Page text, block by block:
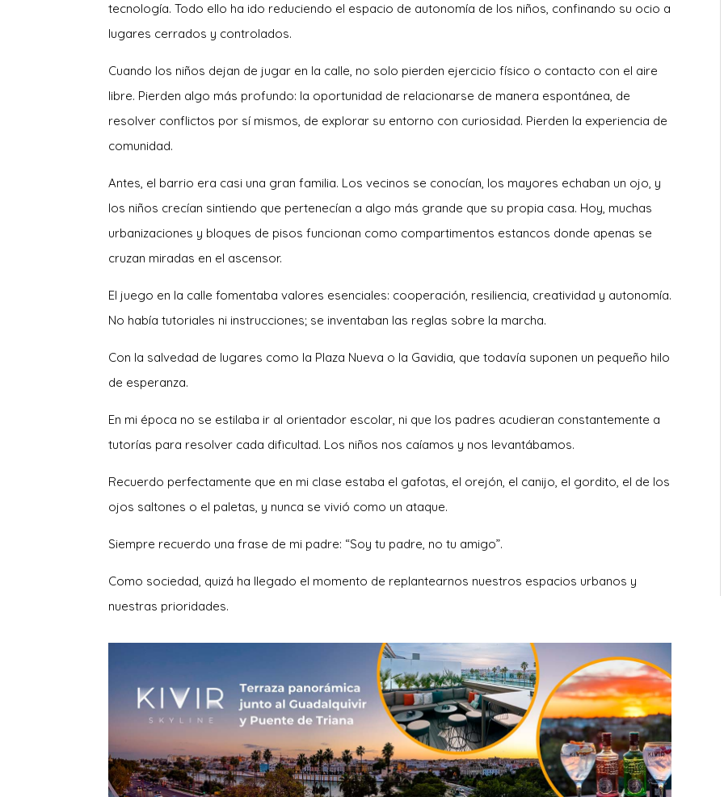
tecnología. Todo ello ha ido reduciendo el espacio de autonomía de los niños, confinando su ocio a
lugares cerrados y controlados.
Cuando los niños dejan de jugar en la calle, no solo pierden ejercicio físico o contacto con el aire
libre. Pierden algo más profundo: la oportunidad de relacionarse de manera espontánea, de
resolver conflictos por sí mismos, de explorar su entorno con curiosidad. Pierden la experiencia de
comunidad.
Antes, el barrio era casi una gran familia. Los vecinos se conocían, los mayores echaban un ojo, y
los niños crecían sintiendo que pertenecían a algo más grande que su propia casa. Hoy, muchas
urbanizaciones y bloques de pisos funcionan como compartimentos estancos donde apenas se
cruzan miradas en el ascensor.
El juego en la calle fomentaba valores esenciales: cooperación, resiliencia, creatividad y autonomía.
No había tutoriales ni instrucciones; se inventaban las reglas sobre la marcha.
Con la salvedad de lugares como la Plaza Nueva o la Gavidia, que todavía suponen un pequeño hilo
de esperanza.
En mi época no se estilaba ir al orientador escolar, ni que los padres acudieran constantemente a
tutorías para resolver cada dificultad. Los niños nos caíamos y nos levantábamos.
Recuerdo perfectamente que en mi clase estaba el gafotas, el orejón, el canijo, el gordito, el de los
ojos saltones o el paletas, y nunca se vivió como un ataque.
Siempre recuerdo una frase de mi padre: “Soy tu padre, no tu amigo”.
Como sociedad, quizá ha llegado el momento de replantearnos nuestros espacios urbanos y
nuestras prioridades.